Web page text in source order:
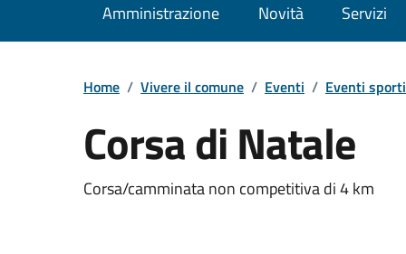
Amministrazione Novità Servizi
Home / Vivere il comune / Eventi / Eventi
Corsa di Natale
Dettaglio
Corsa/camminata non competitiva di 4 km